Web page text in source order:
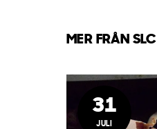
MER FRÅN SLC
31
JULI